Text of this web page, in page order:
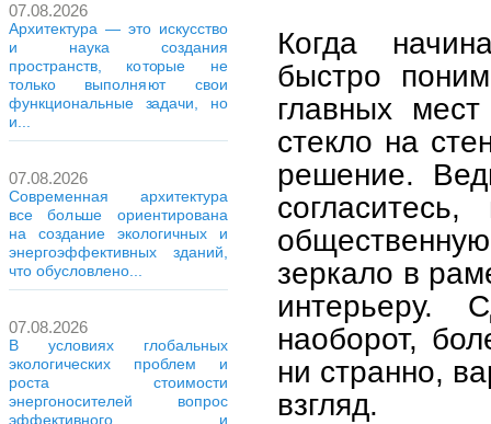
07.08.2026
Архитектура — это искусство
и наука создания
пространств, которые не
только выполняют свои
функциональные задачи, но
и...
07.08.2026
Современная архитектура
все больше ориентирована
на создание экологичных и
энергоэффективных зданий,
что обусловлено...
07.08.2026
В условиях глобальных
экологических проблем и
роста стоимости
энергоносителей вопрос
эффективного и
Когда
быстро
главных
стекло на
решение.
зеркало в
интерьеру.
наоборот,
ни странно,
взгляд.